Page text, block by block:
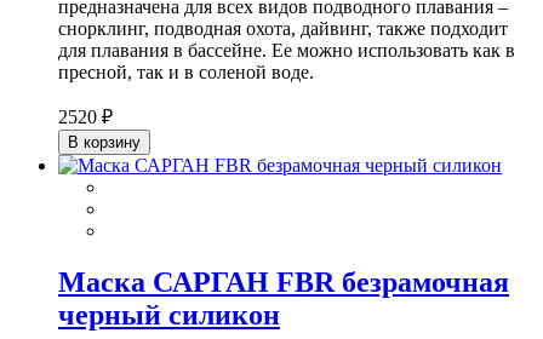
предназначена для всех видов подводного плавания –
снорклинг, подводная охота, дайвинг, также подходит
для плавания в бассейне. Ее можно использовать как в
пресной, так и в соленой воде.
2520 ₽
В корзину
Маска САРГАН FBR безрамочная
черный силикон